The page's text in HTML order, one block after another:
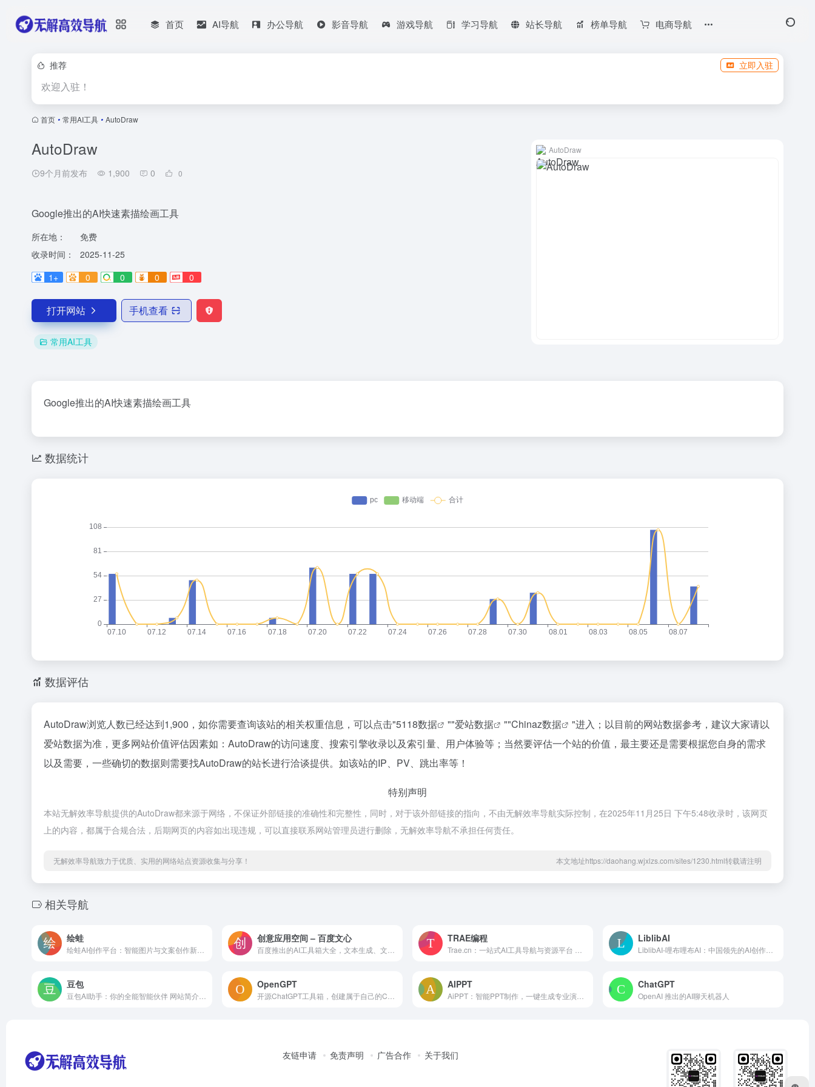
首页 AI导航 办公导航 影音导航 游戏导航 学习导航 站长导航 榜单导航 电商导航
推荐 立即入驻
欢迎入驻！
首页 • 常用AI工具 • AutoDraw
AutoDraw
9个月前发布 1,900 0 0
Google推出的AI快速素描绘画工具
所在地：
免费
收录时间：
2025-11-25
1+
0 0 0 0
打开网站 手机查看
常用AI工具
AutoDraw
Google推出的AI快速素描绘画工具
数据统计
数据评估
AutoDraw浏览人数已经达到1,900，如你需要查询该站的相关权重信息，可以点击"5118数据 ""爱站数据 ""Chinaz数据
"进入；以目前的网站数据参考，建议大家请以
爱站数据为准，更多网站价值评估因素如：AutoDraw的访问速度、搜索引擎收录以及索引量、用户体验等；当然要评估一个站的价值，最主要还是需要根据您自身的需求
以及需要，一些确切的数据则需要找AutoDraw的站长进行洽谈提供。如该站的IP、PV、跳出率等！
特别声明
本站无解效率导航提供的AutoDraw都来源于网络，不保证外部链接的准确性和完整性，同时，对于该外部链接的指向，不由无解效率导航实际控制，在2025年11月25日 下午5:48收录时，该网页
上的内容，都属于合规合法，后期网页的内容如出现违规，可以直接联系网站管理员进行删除，无解效率导航不承担任何责任。
无解效率导航致力于优质、实用的网络站点资源收集与分享！ 本文地址https://daohang.wjxlzs.com/sites/1230.html转载请注明
相关导航
绘蛙 创意应用空间 – 百度文心 TRAE编程 LiblibAI
豆包 OpenGPT AIPPT ChatGPT
OpenAI 推出的AI聊天机器人
友链申请 免责声明 广告合作 关于我们